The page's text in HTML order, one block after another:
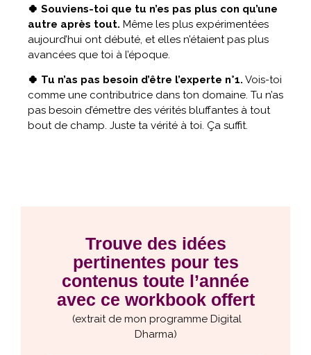
🍀 Souviens-toi que tu n’es pas plus con qu’une
autre après tout. Même les plus expérimentées
aujourd’hui ont débuté, et elles n’étaient pas plus
avancées que toi à l’époque.
🍀 Tu n’as pas besoin d’être l’experte n°1. Vois-toi
comme une contributrice dans ton domaine. Tu n’as
pas besoin d’émettre des vérités bluffantes à tout
bout de champ. Juste ta vérité à toi. Ça suffit.
Trouve des idées
pertinentes pour tes
contenus toute l’année
avec ce workbook offert
(extrait de mon programme Digital
Dharma)